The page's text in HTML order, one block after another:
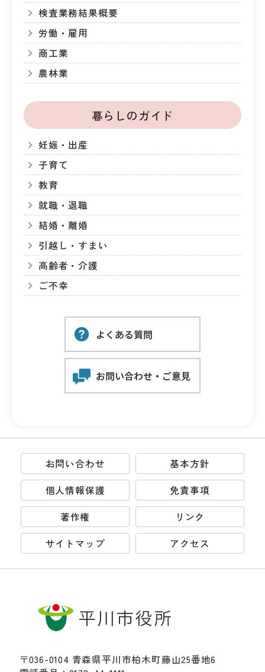
検査業務結果概要
労働・雇用
商工業
農林業
暮らしのガイド
妊娠・出産
子育て
教育
就職・退職
結婚・離婚
引越し・すまい
高齢者・介護
ご不幸
お問い合わせ
基本方針
個人情報保護
免責事項
著作権
リンク
サイトマップ
アクセス
〒036-0104 青森県平川市柏木町藤山25番地6